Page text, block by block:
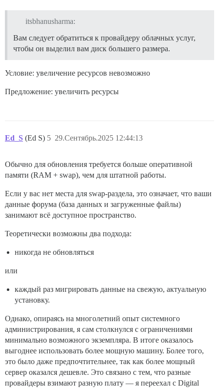
itsbhanusharma:
Вам следует обратиться к провайдеру облачных услуг,
чтобы он выделил вам диск большего размера.
Условие: увеличение ресурсов невозможно
Предложение: увеличить ресурсы
Ed_S (Ed S) 29.Сентябрь.2025 12:44:13
5
Обычно для обновления требуется больше оперативной
памяти (RAM + swap), чем для штатной работы.
Если у вас нет места для swap-раздела, это означает, что ваши
данные форума (база данных и загруженные файлы)
занимают всё доступное пространство.
Теоретически возможны два подхода:
никогда не обновляться
или
каждый раз мигрировать данные на свежую, актуальную
установку.
Однако, опираясь на многолетний опыт системного
администрирования, я сам столкнулся с ограничениями
минимально возможного экземпляра. В итоге оказалось
выгоднее использовать более мощную машину. Более того,
это было даже предпочтительнее, так как более мощный
сервер оказался дешевле. Это связано с тем, что разные
провайдеры взимают разную плату — я переехал с Digital